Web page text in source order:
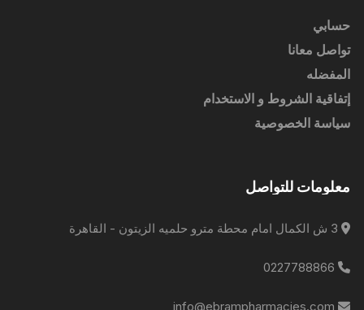
حسابي
تواصل معانا
المفضله
إتفاقية الشروط و الاستخدام
سياسة الخصوصية
معلومات للتواصل